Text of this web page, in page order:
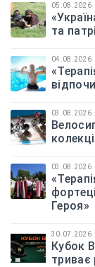
05.08.2026
та
04.08.2026
03.08.2026
03.08.2026
Героя»
30.07.2026
Кубок
триває